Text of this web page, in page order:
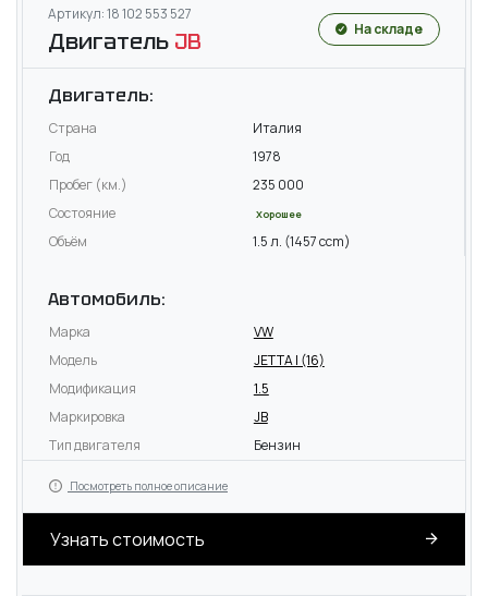
Артикул: 18 102 553 527
Двигатель JB На складе
Двигатель:
Страна
Италия
Год
1978
Пробег (км.)
235 000
Состояние
Хорошее
Объём 1.5 л. (1457 ccm)
Автомобиль:
Марка
VW
Модель
JETTA I (16)
Модификация
1.5
Маркировка
JB
Тип двигателя
Бензин
Посмотреть полное описание
Узнать стоимость